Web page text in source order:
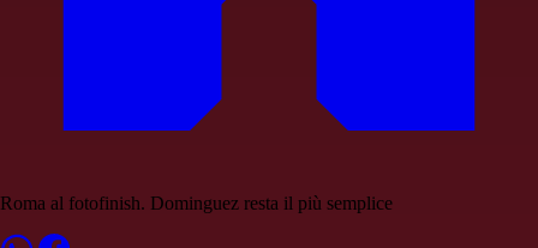
Roma al fotofinish. Dominguez resta il più semplice